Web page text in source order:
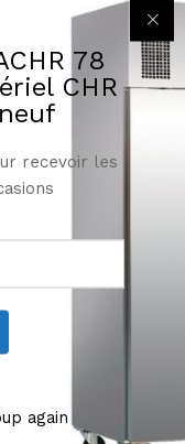
gaz 4 feux vifs
78
CHR
recevoir les
again